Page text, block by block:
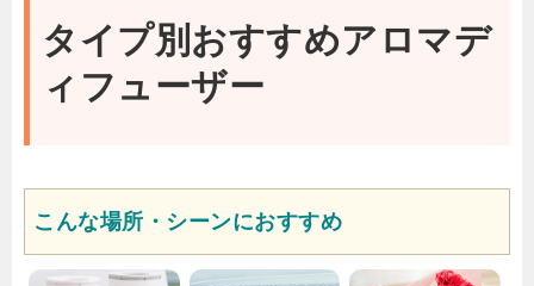
タイプ別おすすめアロマデ
ィフューザー
こんな場所・シーンにおすすめ